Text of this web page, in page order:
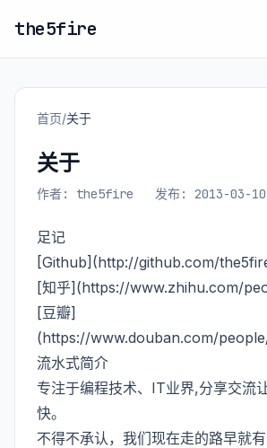
the5fire
首页/关于
关于
作者: the5fire 发布: 2013-03-10
足记
[Github](http://github.com/
[知乎](https://www.zhihu.com/
[豆瓣]
(https://www.douban.com/
流水式简介
专注于编程技术、IT业界,分享交流
快。
不得不承认，我们现在走的路早就